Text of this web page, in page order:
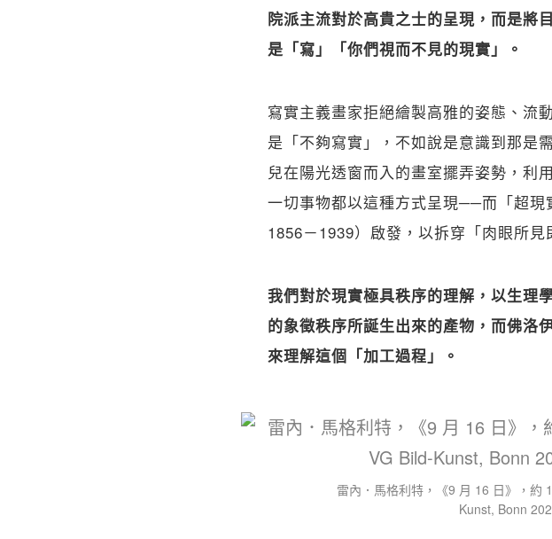
院派主流對於高貴之士的呈現，而是將
是「寫」「你們視而不見的現實」。
寫實主義畫家拒絕繪製高雅的姿態、流
是「不夠寫實」，不如說是意識到那是
兒在陽光透窗而入的畫室擺弄姿勢，利
一切事物都以這種方式呈現──而「超現
1856－1939）啟發，以拆穿「肉眼所
我們對於現實極具秩序的理解，以生理
的象徵秩序所誕生出來的產物，而佛洛
來理解這個「加工過程」。
雷內．馬格利特，《9 月 16 日》，約
Kunst, Bonn